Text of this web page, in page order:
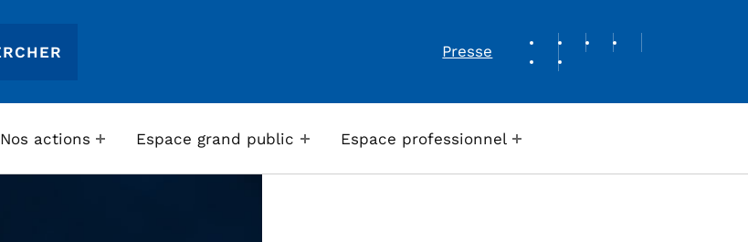
Presse
REVUE DE PRESSE
Nos actions Espace grand public Espace professionnel